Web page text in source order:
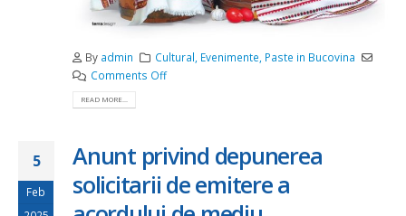
By admin Cultural Evenimente Paste in Bucovina
Comments Offon
–
Editia
a
READ MORE...
5
Feb
Anunt privind depunerea
solicitarii de emitere a